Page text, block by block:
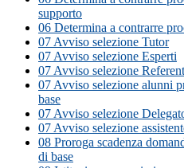
supporto
06 Determina a contrarre
07 Avviso selezione Tutor
07 Avviso selezione Esperti
07 Avviso selezione
07 Avviso selezione alunni
base
07 Avviso selezione
07 Avviso selezione
08 Proroga scadenza
di base